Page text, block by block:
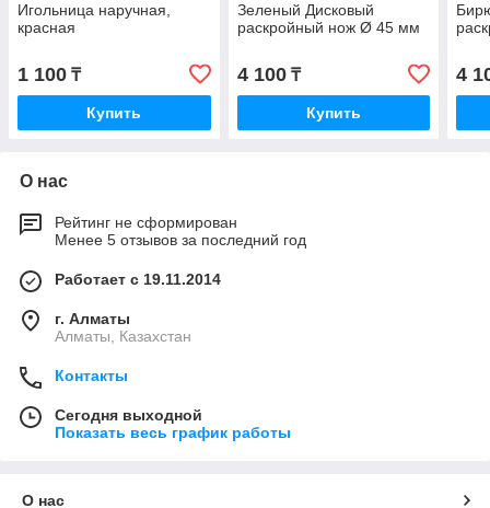
Игольница наручная,
красная
1 100 ₸
Купить
Зеленый Дисковый
раскройный нож Ø 45 мм
4 100₸
Купить
4
О нас
Рейтинг не сформирован
Менее 5 отзывов за последний год
Работает с 19.11.2014
г. Алматы
Алматы, Казахстан
Контакты
Сегодня выходной
Показать весь график работы
О нас